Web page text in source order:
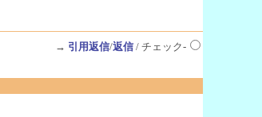
→ 引用返信/返信/ チェック-